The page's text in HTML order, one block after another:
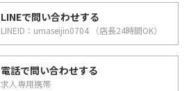
LINEで問い合わせする
LINEID：umaseijin0704 （店長24時間OK）
電話で問い合わせする
求人専用携帯